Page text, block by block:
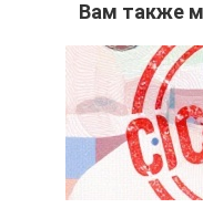
Вам также